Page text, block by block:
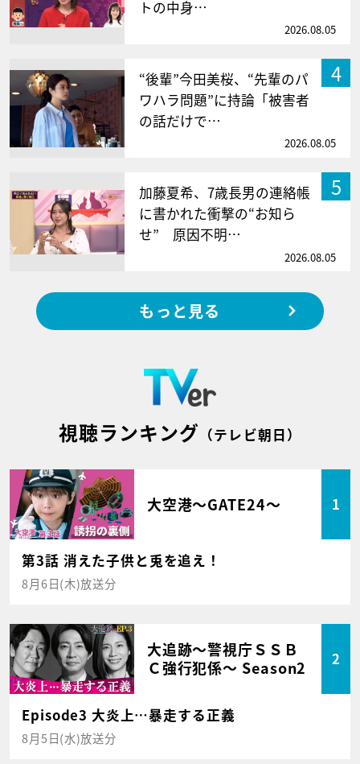
トの中身…
2026.08.05
4
“後輩”今田美桜、“先輩のパ
ワハラ問題”に持論「被害者
の話だけで…
2026.08.05
5
加藤夏希、7歳長男の連絡帳
に書かれた衝撃の“お知ら
せ” 原因不明…
2026.08.05
もっと見る
視聴ランキング （テレビ朝日）
大空港～GATE24～ 1
第3話 消えた子供と兎を追え！
8月6日(木)放送分
大追跡～警視庁ＳＳＢ
Ｃ強行犯係～ Season2
2
Episode3 大炎上…暴走する正義
8月5日(水)放送分